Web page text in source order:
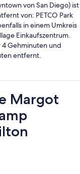
von San Diego) ist
von: PETCO Park
in einem Umkreis
Einkaufszentrum.
4 Gehminuten und
entfernt.
Margot